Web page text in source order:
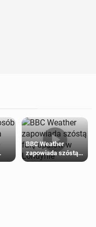
BBC Weather
zapowiada szóstą
falę upałów w